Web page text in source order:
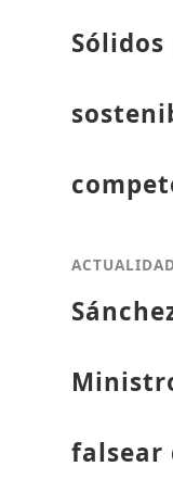
falsear